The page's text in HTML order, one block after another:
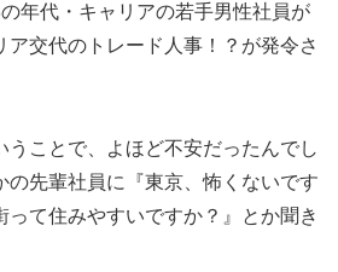
年代・キャリアの若手男性社員が
ア交代のトレード人事！？が発令さ
うことで、よほど不安だったんでし
の先輩社員に『東京、怖くないです
って住みやすいですか？』とか聞き